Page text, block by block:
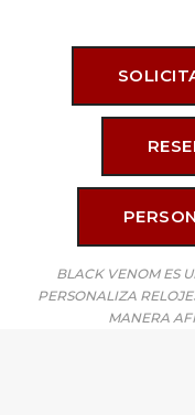
BLACK VENOM ES
PERSONALIZA
MANERA